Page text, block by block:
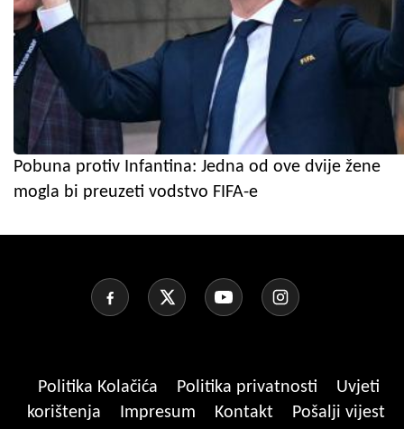
Pobuna protiv Infantina: Jedna od ove dvije žene
mogla bi preuzeti vodstvo FIFA-e
Politika Kolačića Politika privatnosti
Uvjeti
korištenja
Impresum Kontakt
Pošalji vijest